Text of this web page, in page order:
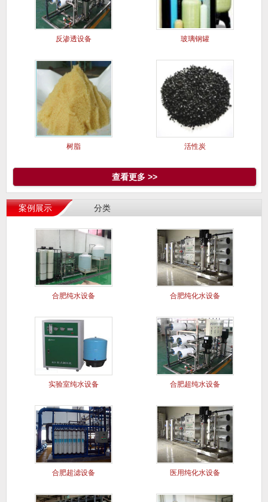
反渗透设备 玻璃钢罐
树脂 活性炭
查看更多 >>
案例展示 分类
合肥纯水设备 合肥纯化水设备
实验室纯水设备 合肥超纯水设备
合肥超滤设备 医用纯化水设备